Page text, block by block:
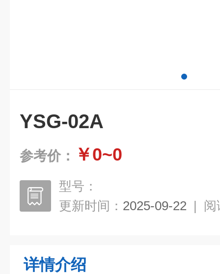
YSG-02A
参考价： ￥0~0
型号：
更新时间： 2025-09-22 | 阅
详情介绍